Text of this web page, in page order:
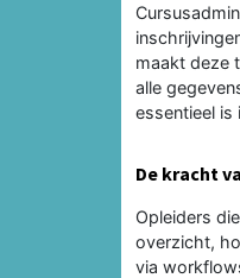
maakt deze
alle
essentieel is
De kracht
Opleiders
overzicht,
via